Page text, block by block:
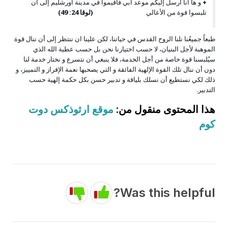
+ و ها أنا أُرسل إليكم موعد أبي فأقيموا في مدينة أورشليم إلى أن
تلبسوا قوة من الأعالي (لوقا 24: 49)
طبعاً جميعُنا نلنا الروح القدس في حياتنا، لكن علينا ان ننتظر إلى أن ننال قوة
الموهبة لأجل البنيان، لا حسب اختيارنا نحن بل حسب عطية الله الذي
سيُلبسنا قوة خاصة من أجل الخدمة، فلا ينبغي أن نتسرع و نختار خدمة لنا
دون أن ننال تلك القوة الإلهية الفائقة و التي يصحبها نعمة الإفراز و التمييز، و
ذلك لكي نستطيع أن نسلك بلياقة و تدبير حسن بكل حكمة إلهية حسب
التدبير.
هذا المحتوى منقول من: موقع ارثوذكس دوت
كوم
Was this helpful?